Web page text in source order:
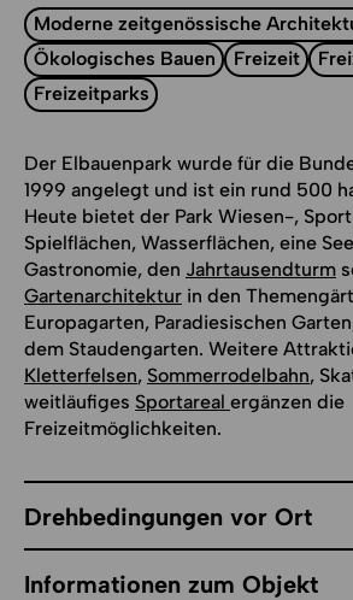
Moderne zeitgenössische
Ökologisches Bauen
Freizeit
Freizeitparks
Der Elbauenpark wurde für die
1999 angelegt und ist ein rund 500
Heute bietet der Park Wiesen-,
Spielflächen, Wasserflächen, eine
Gastronomie, den Jahrtausendturm
Gartenarchitektur in den
Europagarten, Paradiesischen
dem Staudengarten. Weitere
Kletterfelsen, Sommerrodelbahn,
weitläufiges Sportareal ergänzen die
Freizeitmöglichkeiten.
Drehbedingungen vor Ort
Informationen zum Objekt